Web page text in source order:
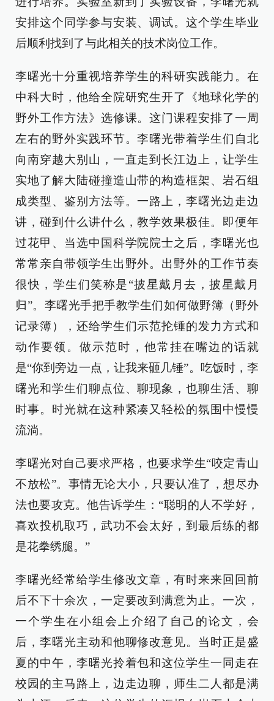
安排这个同学参与安装、调试。这个学生毕业
后顺利找到了与此相关的技术岗位工作。
李曙光十分重视培养学生的科研实践能力。在
中科大时，他给全院研究生开了《地球化学的
野外工作方法》选修课。这门课程安排了一周
左右的野外实践环节。李曙光带着学生们自北
向南穿越大别山，一直走到长江边上，让学生
实地了解大陆碰撞造山带的构造框架、岩石组
成类型、鉴别方法等。一路上，李曙光边走边
讲，碰到什么讲什么，教学效果极佳。即便年
过花甲、当选中国科学院院士之后，李曙光也
常常亲自带领学生出野外。出野外的工作节奏
很快，学生们笑称是“披星戴月去，披星戴月
归”。李曙光手把手教学生们如何做野簿（野外
记录簿），还给学生们示范抡锤的发力方式和
动作要领。做示范时，他常挂在嘴边的话就
是“你到旁边一点，让我来砸几锤”。吃饭时，李
曙光和学生们聊点位、聊现象，也聊生活、聊
时事。时光就在这种紧凑又轻松的氛围中慢慢
流淌。
李曙光对自己要求严格，也要求学生“咬定青山
不放松”。事情无论大小，只要认准了，想尽办
法也要攻克。他告诉学生：“聪明的人不学好，
喜欢投机取巧，武功不会太好，到最后练的都
是花拳绣腿。”
李曙光经常给学生修改文章，有时来来回回前
后不下十余次，一定要改到满意为止。一次，
一个学生在小组会上介绍了自己的论文，会
后，李曙光主动和他聊修改意见。当时正是盛
夏的中午，李曙光拎着包和这位学生一同走在
校园的主马路上，边走边聊，师生二人都是满